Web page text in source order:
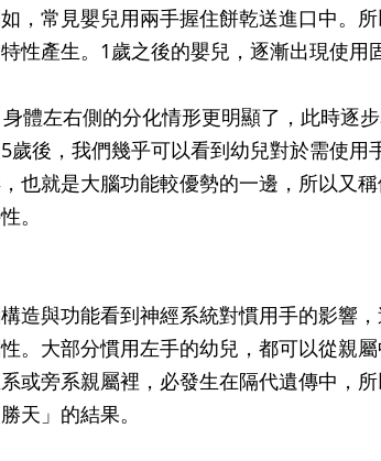
，常見嬰兒用兩手握住餅乾送進口中。
性產生。1歲之後的嬰兒，逐漸出現使用
體左右側的分化情形更明顯了，此時逐步
歲後，我們幾乎可以看到幼兒對於需使用
也就是大腦功能較優勢的一邊，所以又
。
造與功能看到神經系統對慣用手的影響
。大部分慣用左手的幼兒，都可以從親
或旁系親屬裡，必發生在隔代遺傳中，
天」的結果。